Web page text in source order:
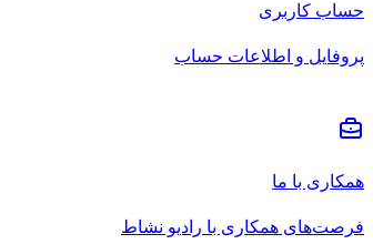
حساب کاربری
پروفایل و اطلاعات حساب
همکاری با ما
فرصت‌های همکاری با رادیو نشاط